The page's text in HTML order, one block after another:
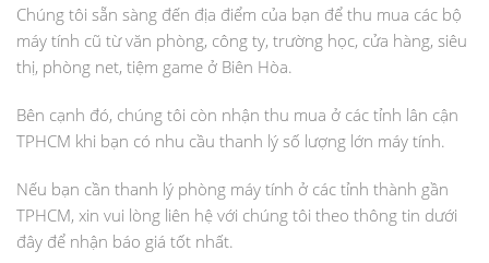
Chúng tôi sẵn sàng đến địa điểm của bạn để thu mua các bộ
máy tính cũ từ văn phòng, công ty, trường học, cửa hàng, siêu
thị, phòng net, tiệm game ở Biên Hòa.
Bên cạnh đó, chúng tôi còn nhận thu mua ở các tỉnh lân cận
TPHCM khi bạn có nhu cầu thanh lý số lượng lớn máy tính.
Nếu bạn cần thanh lý phòng máy tính ở các tỉnh thành gần
TPHCM, xin vui lòng liên hệ với chúng tôi theo thông tin dưới
đây để nhận báo giá tốt nhất.